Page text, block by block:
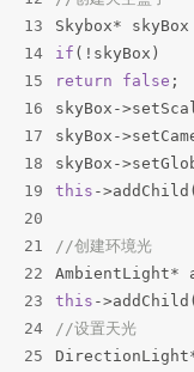
13
14
15
16
17
18
19
20
21
22
23
24
25
Skybox*
if (!skyBox)
return
false ;
skyBox-
skyBox-
skyBox-
this -
//创建环境光
AmbientLight*
this -
//设置天光